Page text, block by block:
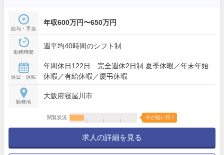
給与・手当
年収600万円〜650万円
勤務時間
週平均40時間のシフト制
休日・休暇
年間休日122日 完全週休2日制 夏季休暇／年末年始
休暇／有給休暇／慶弔休暇
勤務地
大阪府寝屋川市
閲覧状況 今が狙い目！
求人の詳細を見る